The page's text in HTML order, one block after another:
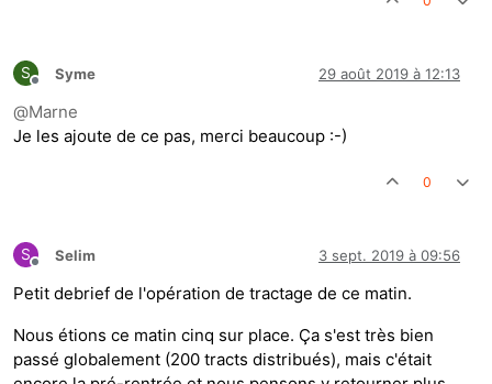
S
Hors-ligne
Syme 29 août 2019 à 12:13
@Marne
Je les ajoute de ce pas, merci beaucoup :-)
0
S
Hors-ligne
Selim 3 sept. 2019 à 09:56
Petit debrief de l'opération de tractage de ce matin.
Nous étions ce matin cinq sur place. Ça s'est très bien
passé globalement (200 tracts distribués), mais c'était